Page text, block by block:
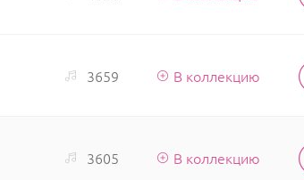
3659 В коллекцию
3605 В коллекцию